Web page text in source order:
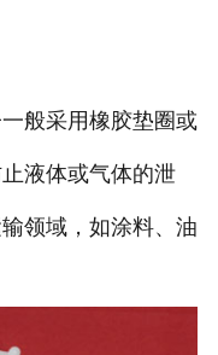
般采用橡胶垫圈或
液体或气体的泄
领域，如涂料、油